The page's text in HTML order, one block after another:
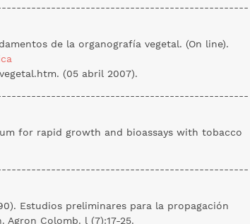
de la organografía vegetal. (On line).
(05 abril 2007).
for rapid growth and bioassays with tobacco
Estudios preliminares para la propagación
Agron Colomb. l (7):17-25.